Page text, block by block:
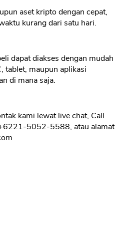
aset kripto dengan cepat,
kurang dari satu hari.
dapat diakses dengan mudah
tablet, maupun aplikasi
di mana saja.
kami lewat live chat, Call
5052-5588, atau alamat